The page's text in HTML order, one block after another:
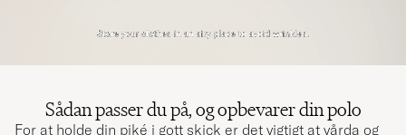
Sådan passer du på, og opbevarer din polo
For at holde din piké i gott skick er det vigtigt at vårda og